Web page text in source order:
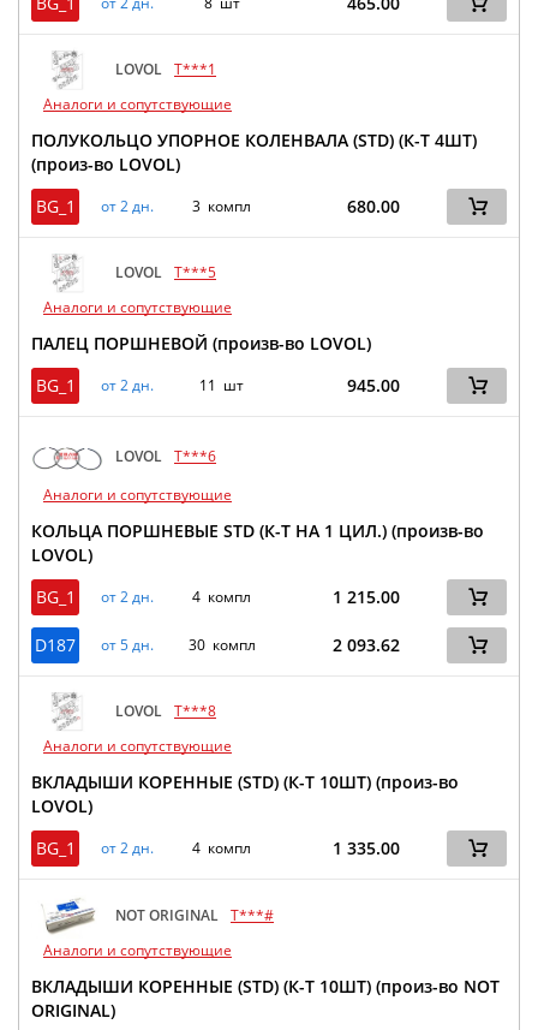
LOVOL T***1
Аналоги и сопутствующие
ПОЛУКОЛЬЦО УПОРНОЕ КОЛЕНВАЛА (STD) (К-Т 4ШТ)
(произ-во LOVOL)
BG_1
от 2 дн. 3 компл 680.00
LOVOL T***5
Аналоги и сопутствующие
ПАЛЕЦ ПОРШНЕВОЙ (произв-во LOVOL)
BG_1
от 2 дн. 11 шт 945.00
LOVOL T***6
Аналоги и сопутствующие
КОЛЬЦА ПОРШНЕВЫЕ STD (К-Т НА 1 ЦИЛ.) (произв-во
LOVOL)
BG_1
от 2 дн. 4 компл 1 215.00
D187 от 5 дн. 30 компл 2 093.62
LOVOL T***8
Аналоги и сопутствующие
ВКЛАДЫШИ КОРЕННЫЕ (STD) (К-Т 10ШТ) (произ-во
LOVOL)
BG_1
от 2 дн. 4 компл 1 335.00
NOT ORIGINAL T***#
Аналоги и сопутствующие
ВКЛАДЫШИ КОРЕННЫЕ (STD) (К-Т 10ШТ) (произ-во NOT
ORIGINAL)